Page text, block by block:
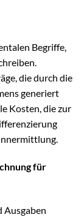
Begriffe,
die durch die
generiert
Kosten, die zur
für
Ausgaben